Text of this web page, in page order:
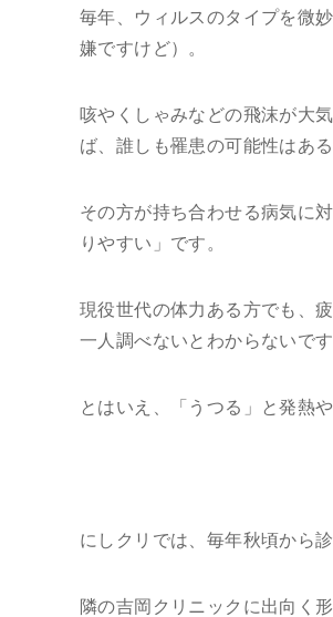
毎年、ウィルスのタイプを微
嫌ですけど）。
咳やくしゃみなどの飛沫が大
ば、誰しも罹患の可能性はある
その方が持ち合わせる病気に
りやすい」です。
現役世代の体力ある方でも、
一人調べないとわからないで
とはいえ、「うつる」と発熱
にしクリでは、毎年秋頃から
隣の吉岡クリニックに出向く